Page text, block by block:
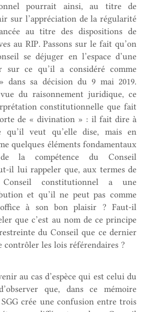
pourrait ainsi, au titre de
sur l’appréciation de la régularité
au titre des dispositions de
au RIP. Passons sur le fait qu’on
se déjuger en l’espace d’une
sur ce qu’il a considéré comme
dans sa décision du 9 mai 2019.
du raisonnement juridique, ce
constitutionnelle que fait
de « divination » : il fait dire à
veut qu’elle dise, mais en
quelques éléments fondamentaux
la compétence du Conseil
il lui rappeler que, aux termes de
constitutionnel a une
et qu’il ne peut pas comme
à son bon plaisir ? Faut-il
que c’est au nom de ce principe
du Conseil que ce dernier
contrôler les lois référendaires ?
au cas d’espèce qui est celui du
que, dans ce mémoire
crée une confusion entre trois